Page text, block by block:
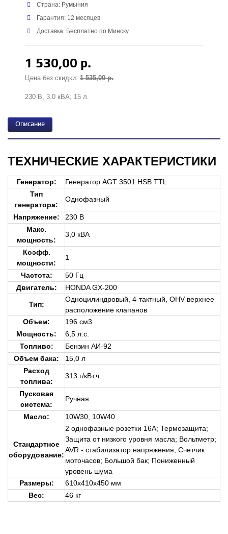
Страна: Румыния
Гарантия: 12 месяцев
Доставка: Бесплатно по Минску
1 530,00 р.
Цена без скидки: 1 535,00 р.
230 В, 3.0 кВА, 15 л.
Описание
ТЕХНИЧЕСКИЕ ХАРАКТЕРИСТИКИ
Генератор:
Генератор AGT 3501 HSB TTL
Тип
генератора:
Однофазный
Напряжение:
230 В
Макс.
мощность:
3,0 кВА
Коэфф.
мощности:
1
Частота:
50 Гц
Двигатель: HONDA GX-200
Тип:
Одноцилиндровый, 4-тактный, OHV верхнее
расположение клапанов
Объем:
196 см3
Мощность:
6,5 л.с.
Топливо:
Бензин АИ-92
Объем бака:
15,0 л
Расход
топлива:
313 г/кВт.ч.
Пусковая
система:
Ручная
Масло: 10W30, 10W40
Стандартное
оборудование:
2 однофазные розетки 16А; Термозащита;
Защита от низкого уровня масла; Вольтметр;
AVR - стабилизатор напряжения; Счетчик
моточасов; Большой бак; Пониженный
уровень шума
Размеры:
610х410х450 мм
Вес:
46 кг